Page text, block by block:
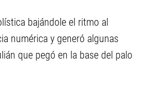
bajándole el ritmo al
numérica y generó algunas
que pegó en la base del palo